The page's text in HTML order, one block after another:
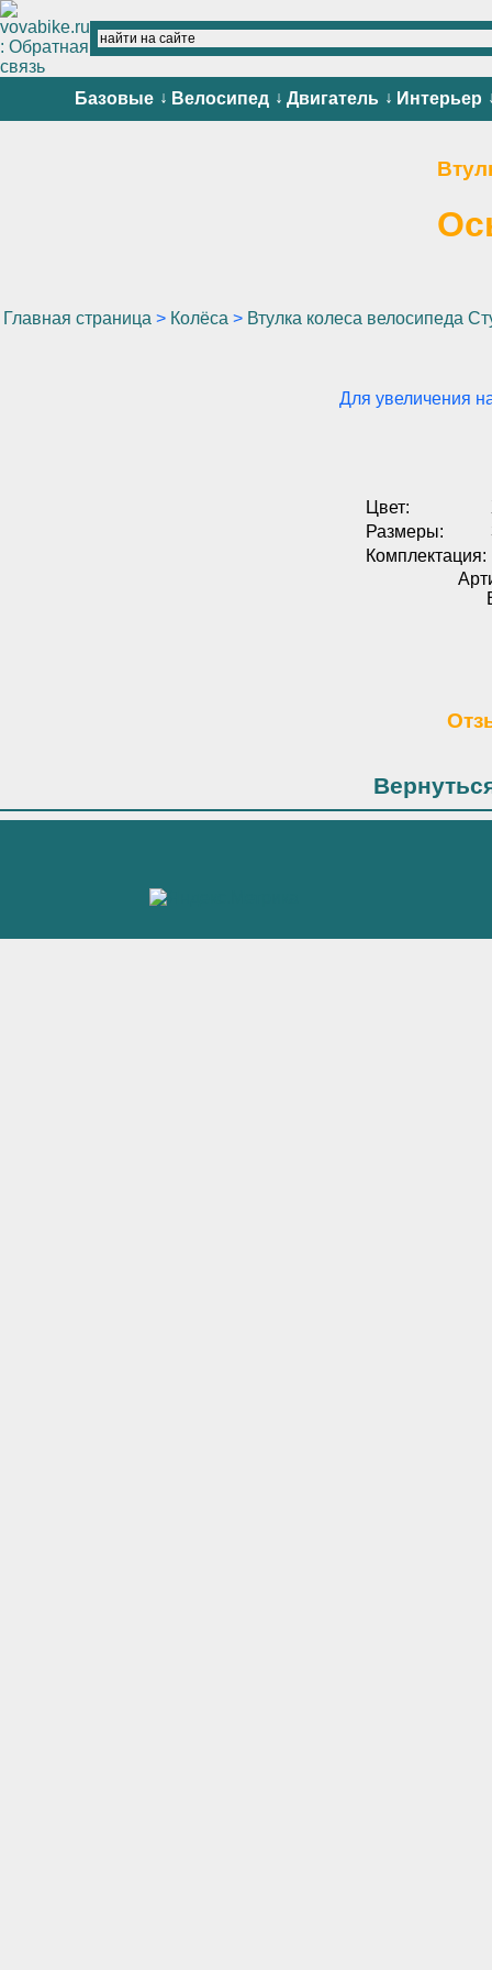
Базовые ↓ Велосипед ↓ Двигатель ↓ Интерьер
Главная страница > Колёса > Втулка колеса велосипеда
Для увеличения
Цвет:
Размеры:
Комплектация: